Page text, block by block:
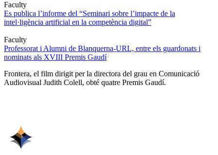
Faculty
Es publica l’informe del “Seminari sobre l’impacte de la
intel·ligència artificial en la competència digital”
Faculty
Professorat i Alumni de Blanquerna-URL, entre els guardonats i
nominats als XVIII Premis Gaudí
Frontera, el film dirigit per la directora del grau en Comunicació
Audiovisual Judith Colell, obté quatre Premis Gaudí.